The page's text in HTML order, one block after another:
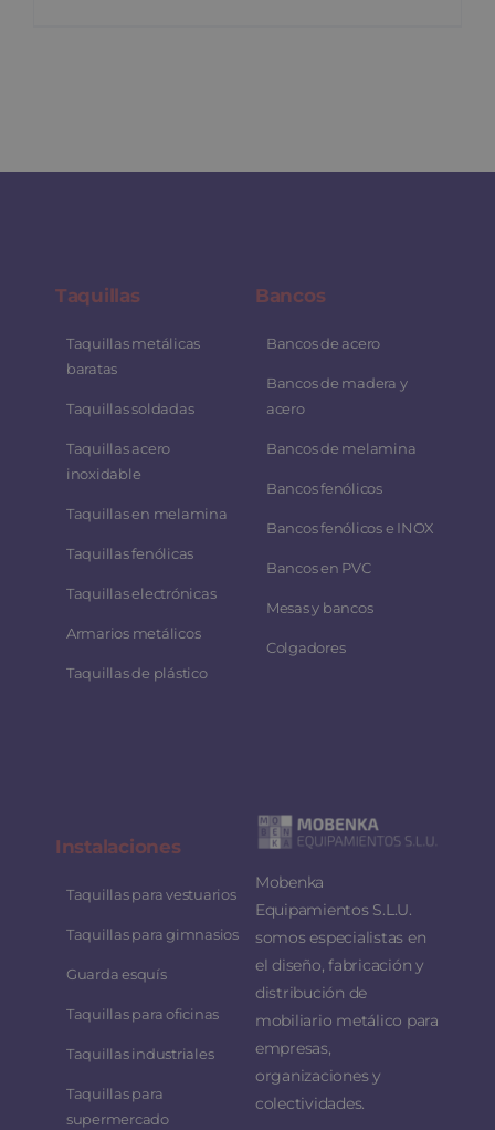
Taquillas
Taquillas metálicas
baratas
Taquillas soldadas
Taquillas acero
inoxidable
Taquillas en melamina
Taquillas fenólicas
Taquillas electrónicas
Armarios metálicos
Taquillas de plástico
Bancos
Bancos de acero
Bancos de madera y
acero
Bancos de melamina
Bancos fenólicos
Bancos fenólicos e INOX
Bancos en PVC
Mesas y bancos
Colgadores
Instalaciones
Taquillas para vestuarios
Taquillas para gimnasios
Guarda esquís
Taquillas para oficinas
Taquillas industriales
Taquillas para
supermercado
Mobenka
Equipamientos S.L.U.
somos especialistas en
el diseño, fabricación y
distribución de
mobiliario metálico para
empresas,
organizaciones y
colectividades.